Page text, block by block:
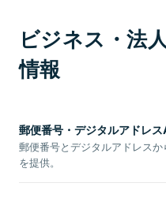
ビジネス・法
情報
郵便番号・デジタルアドレス
郵便番号とデジタルアドレス
を提供。